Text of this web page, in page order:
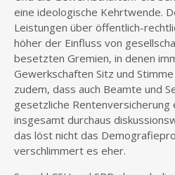
eine ideologische Kehrtwende.
Leistungen über öffentlich-
höher der Einfluss von
besetzten Gremien, in denen
Gewerkschaften Sitz und
zudem, dass auch Beamte und
gesetzliche Rentenversicherung
insgesamt durchaus
das löst nicht das
verschlimmert es eher.